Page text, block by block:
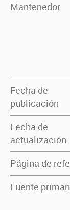
Mantenedor
Fecha de
publicación
Fecha de
actualización
Página de
Fuente